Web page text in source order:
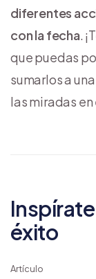
diferentes
con la fecha.
que puedas
sumarlos a
las miradas en
éxito
Artículo